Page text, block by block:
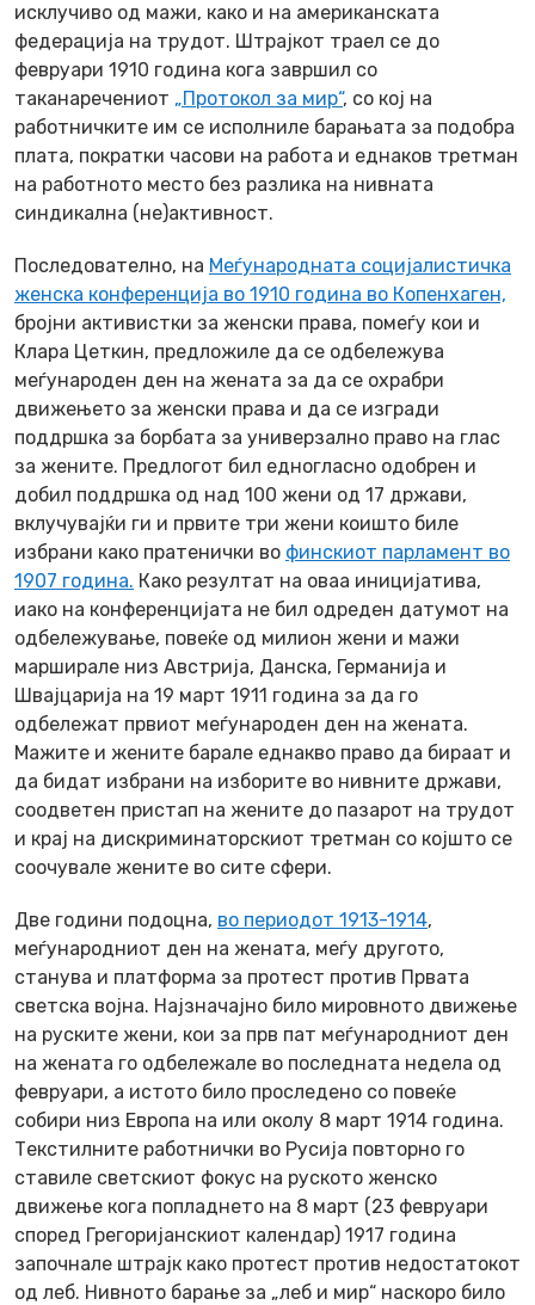
исклучиво од мажи, како и на американската
федерација на трудот. Штрајкот траел се до
февруари 1910 година кога завршил со
таканаречениот „Протокол за мир“, со кој на
работничките им се исполниле барањата за подобра
плата, пократки часови на работа и еднаков третман
на работното место без разлика на нивната
синдикална (не)активност.
Последователно, на Меѓународната социјалистичка
женска конференција во 1910 година во Копенхаген,
бројни активистки за женски права, помеѓу кои и
Клара Цеткин, предложиле да се одбележува
меѓународен ден на жената за да се охрабри
движењето за женски права и да се изгради
поддршка за борбата за универзално право на глас
за жените. Предлогот бил едногласно одобрен и
добил поддршка од над 100 жени од 17 држави,
вклучувајќи ги и првите три жени коишто биле
избрани како пратенички во финскиот парламент во
1907 година. Како резултат на оваа иницијатива,
иако на конференцијата не бил одреден датумот на
одбележување, повеќе од милион жени и мажи
марширале низ Австрија, Данска, Германија и
Швајцарија на 19 март 1911 година за да го
одбележат првиот меѓународен ден на жената.
Мажите и жените барале еднакво право да бираат и
да бидат избрани на изборите во нивните држави,
соодветен пристап на жените до пазарот на трудот
и крај на дискриминаторскиот третман со којшто се
соочувале жените во сите сфери.
Две години подоцна, во периодот 1913-1914,
меѓународниот ден на жената, меѓу другото,
станува и платформа за протест против Првата
светска војна. Најзначајно било мировното движење
на руските жени, кои за прв пат меѓународниот ден
на жената го одбележале во последната недела од
февруари, а истото било проследено со повеќе
собири низ Европа на или околу 8 март 1914 година.
Текстилните работнички во Русија повторно го
ставиле светскиот фокус на руското женско
движење кога попладнето на 8 март (23 февруари
според Грегоријанскиот календар) 1917 година
започнале штрајк како протест против недостатокот
од леб. Нивното барање за „леб и мир“ наскоро било